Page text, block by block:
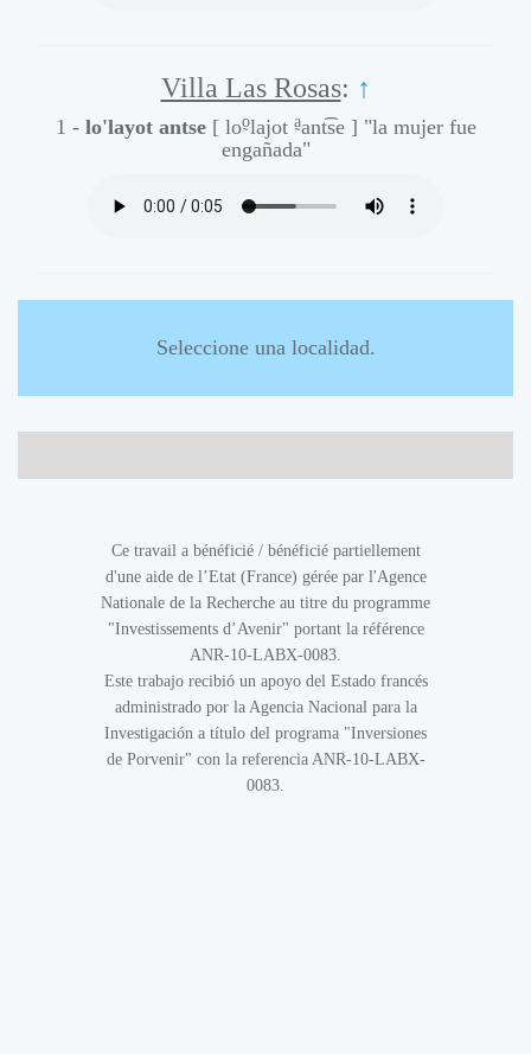
Villa Las Rosas: ↑
1 - lo'layot antse [ loo̰lajot a̰ant͡se ] "la mujer fue
engañada"
Seleccione una localidad.
Ce travail a bénéficié / bénéficié partiellement
d'une aide de l’Etat (France) gérée par l'Agence
Nationale de la Recherche au titre du programme
"Investissements d’Avenir" portant la référence
ANR-10-LABX-0083.
Este trabajo recibió un apoyo del Estado francés
administrado por la Agencia Nacional para la
Investigación a título del programa "Inversiones
de Porvenir" con la referencia ANR-10-LABX-
0083.